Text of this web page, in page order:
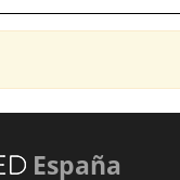
España